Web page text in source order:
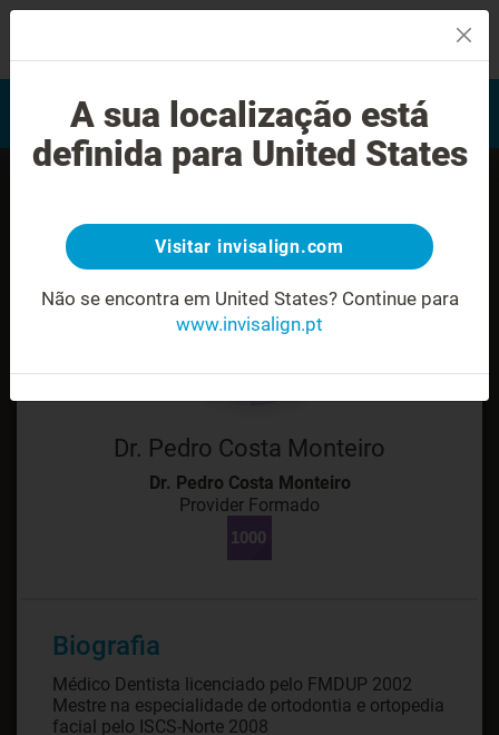
Avaliação do sorriso
Encontrar um Invisalign
provider
Dr. Pedro Costa Monteiro
Dr. Pedro Costa Monteiro
Provider Formado
Biografia
Médico Dentista licenciado pelo FMDUP 2002
Mestre na especialidade de ortodontia e ortopedia
facial pelo ISCS-Norte 2008
A sua localização está
definida para United States
Visitar invisalign.com
Não se encontra em United States? Continue para
www.invisalign.pt